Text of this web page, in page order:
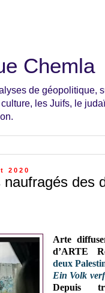
Chemla
de géopolitique,
les Juifs, le
2020
des
Arte
d’ARTE
deux
Ein Volk
Depuis